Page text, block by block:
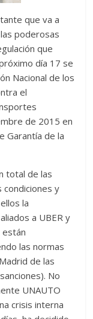
que va a
poderosas
que
día 17 se
Nacional de los
el
de 2015 en
Garantía de la
total de las
condiciones y
la
a UBER y
están
las normas
de las
No
UNAUTO
crisis interna